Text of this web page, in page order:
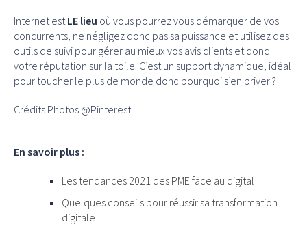
Internet estLE lieu où vous pourrez vous démarquer de vos
concurrents, ne négligez donc pas sa puissance et utilisez des
outils de suivi pour gérer au mieux vos avis clients et donc
votre réputation sur la toile. C’est un support dynamique, idéal
pour toucher le plus de monde donc pourquoi s’en priver ?
Crédits Photos @Pinterest
En savoir plus :
Les tendances 2021 des PME face au digital
Quelques conseils pour réussir sa transformation
digitale